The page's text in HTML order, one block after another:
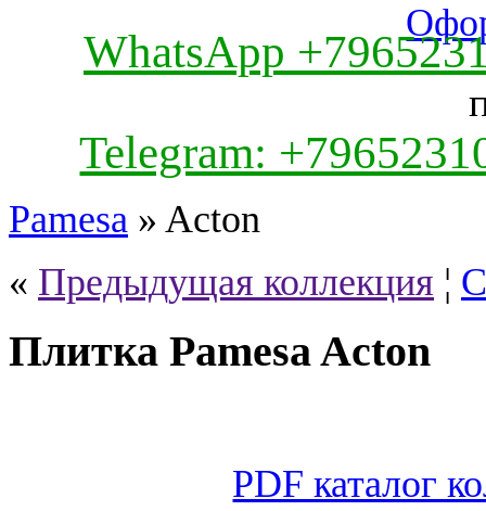
WhatsApp
Telegram:
Pamesa » Acton
« Предыдущая коллекция ¦
Плитка Pamesa Acton
PDF каталог